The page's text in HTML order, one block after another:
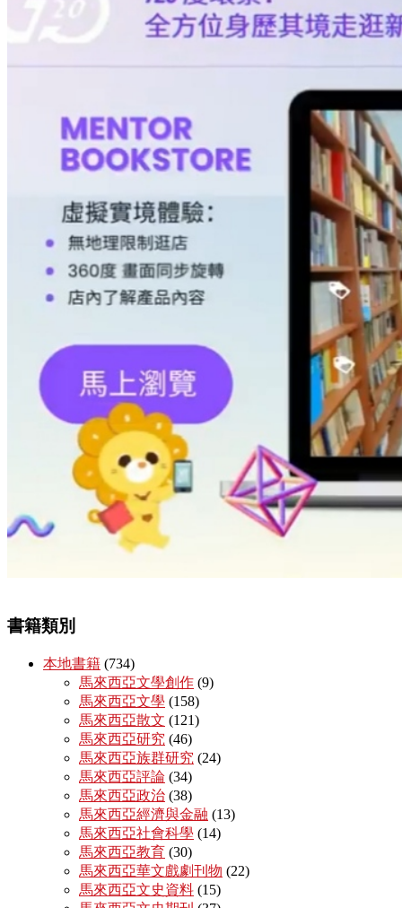
書籍類別
本地書籍 (734)
馬來西亞文學創作 (9)
馬來西亞文學 (158)
馬來西亞散文 (121)
馬來西亞研究 (46)
馬來西亞族群研究 (24)
馬來西亞評論 (34)
馬來西亞政治 (38)
馬來西亞經濟與金融 (13)
馬來西亞社會科學 (14)
馬來西亞教育 (30)
馬來西亞華文戲劇刊物 (22)
馬來西亞文史資料 (15)